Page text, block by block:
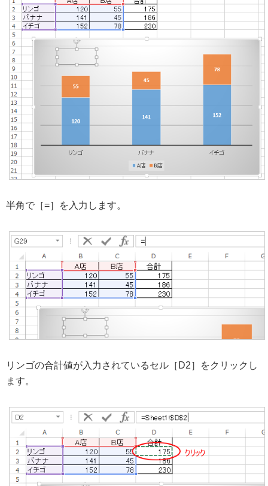
半角で［=］を入力します。
リンゴの合計値が入力されているセル［D2］をクリックし
ます。